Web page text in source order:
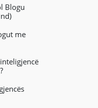
Blogu
me